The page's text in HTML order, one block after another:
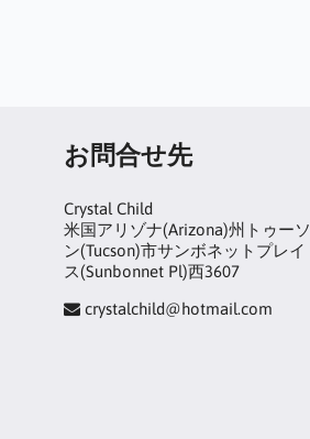
お問合せ先
Crystal Child
米国アリゾナ(Arizona)州トゥーソ
ン(Tucson)市サンボネットプレイ
ス(Sunbonnet Pl)西3607
crystalchild@hotmail.com